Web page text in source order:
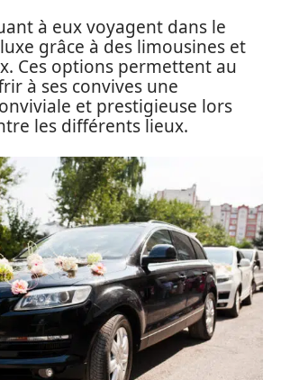
à eux voyagent dans le
grâce à des limousines et
Ces options permettent au
à ses convives une
et prestigieuse lors
les différents lieux.